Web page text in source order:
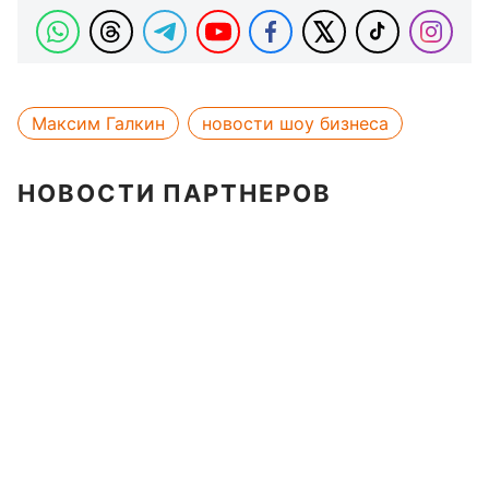
Максим Галкин новости шоу бизнеса
НОВОСТИ ПАРТНЕРОВ